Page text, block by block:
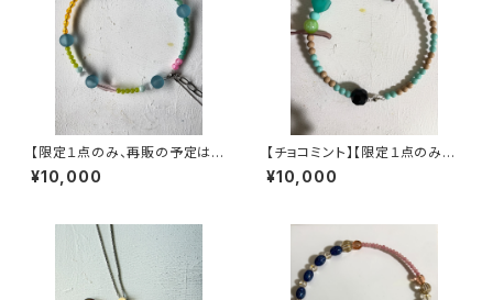
【限定１点のみ、再販の予定はあ
りません】ヴィンテージパーツで
作った丸型3wayネックレス【3
¥10,000
【チョコミント】【限定１点のみ、
再販の予定はありません】ヴィン
テージパーツで作った丸型3wa
¥10,000